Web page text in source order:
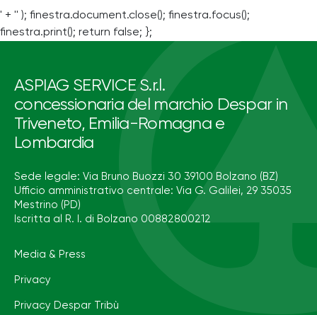
' + '' ); finestra.document.close(); finestra.focus();
finestra.print(); return false; };
ASPIAG SERVICE S.r.l.
concessionaria del marchio Despar in
Triveneto, Emilia-Romagna e
Lombardia
Sede legale: Via Bruno Buozzi 30 39100 Bolzano (BZ)
Ufficio amministrativo centrale: Via G. Galilei, 29 35035
Mestrino (PD)
Iscritta al R. I. di Bolzano 00882800212
Media & Press
Privacy
Privacy Despar Tribù